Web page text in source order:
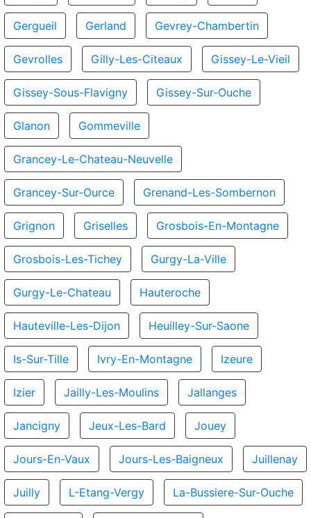
Gergueil Gerland Gevrey-Chambertin
Gevrolles Gilly-Les-Citeaux Gissey-Le-Vieil
Gissey-Sous-Flavigny Gissey-Sur-Ouche
Glanon Gommeville
Grancey-Le-Chateau-Neuvelle
Grancey-Sur-Ource Grenand-Les-Sombernon
Grignon Griselles Grosbois-En-Montagne
Grosbois-Les-Tichey Gurgy-La-Ville
Gurgy-Le-Chateau Hauteroche
Hauteville-Les-Dijon Heuilley-Sur-Saone
Is-Sur-Tille Ivry-En-Montagne Izeure
Izier Jailly-Les-Moulins Jallanges
Jancigny Jeux-Les-Bard Jouey
Jours-En-Vaux Jours-Les-Baigneux Juillenay
Juilly L-Etang-Vergy La-Bussiere-Sur-Ouche